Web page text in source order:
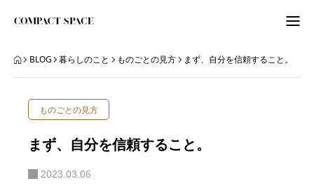
わたしのこと
BLOG 暮らしのこと ものごとの見方 まず、自分を信頼すること。
ものごとの見方
まず、自分を信頼すること。
2023.03.06